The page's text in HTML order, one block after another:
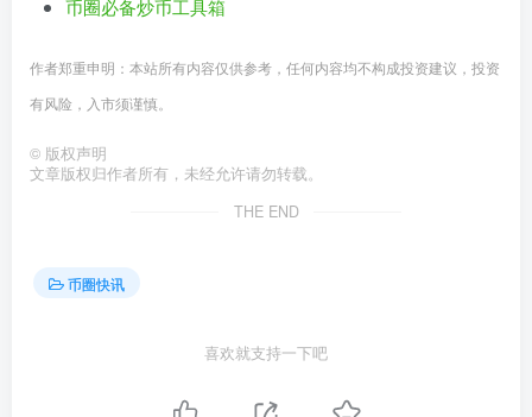
币圈必备炒币工具箱
作者郑重申明：本站所有内容仅供参考，任何内容均不构成投资建议，投资
有风险，入市须谨慎。
© 版权声明
文章版权归作者所有，未经允许请勿转载。
THE END
币圈快讯
喜欢就支持一下吧